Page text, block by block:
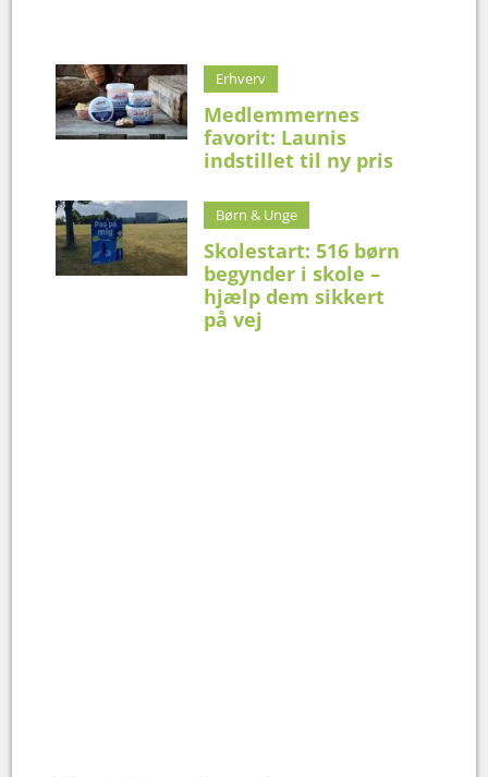
Erhverv
Medlemmernes
favorit: Launis
indstillet til ny pris
Børn & Unge
Skolestart: 516 børn
begynder i skole –
hjælp dem sikkert
på vej